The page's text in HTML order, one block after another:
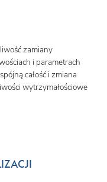
zamiany
i parametrach
całość i zmiana
wytrzymałościowe